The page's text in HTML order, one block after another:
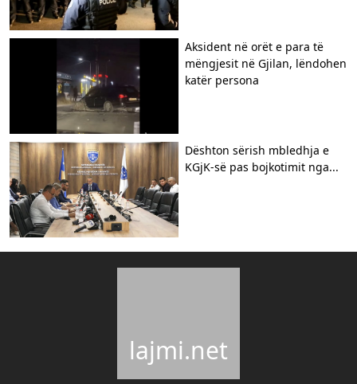
Aksident në orët e para të
mëngjesit në Gjilan, lëndohen
katër persona
Dështon sërish mbledhja e
KGjK-së pas bojkotimit nga...
lajmi.net